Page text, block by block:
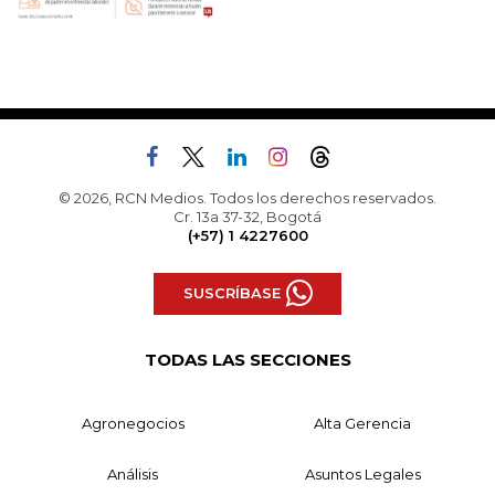
© 2026, RCN Medios. Todos los derechos reservados.
Cr. 13a 37-32, Bogotá
(+57) 1 4227600
SUSCRÍBASE
TODAS LAS SECCIONES
Agronegocios Alta Gerencia
Análisis Asuntos Legales